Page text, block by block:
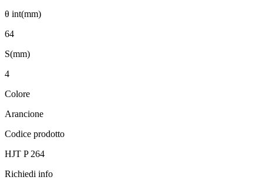
θ int(mm)
64
S(mm)
4
Colore
Arancione
Codice prodotto
HJT P 264
Richiedi info